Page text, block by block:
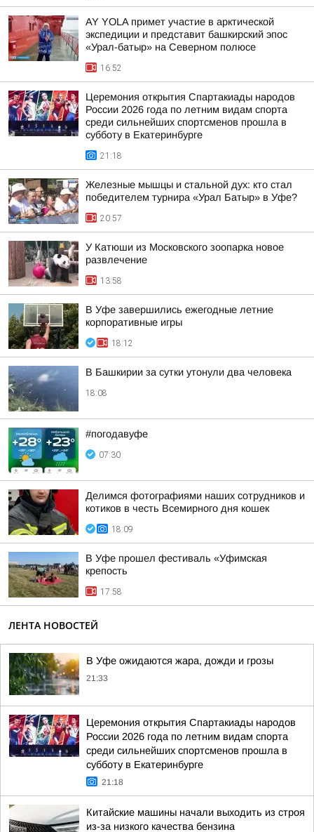
AY YOLA примет участие в арктической
экспедиции и представит башкирский эпос
«Урал-батыр» на Северном полюсе
16:52
Церемония открытия Спартакиады народов
России 2026 года по летним видам спорта
среди сильнейших спортсменов прошла в
субботу в Екатеринбурге
21:18
Железные мышцы и стальной дух: кто стал
победителем турнира «Урал Батыр» в Уфе?
20:57
У Катюши из Московского зоопарка новое
развлечение
13:58
В Уфе завершились ежегодные летние
корпоративные игры
18:12
В Башкирии за сутки утонули два человека
18:08
#погодавуфе
07:30
Делимся фотографиями наших сотрудников и
котиков в честь Всемирного дня кошек
18:09
В Уфе прошел фестиваль «Уфимская
крепость
17:58
ЛЕНТА НОВОСТЕЙ
В Уфе ожидаются жара, дожди и грозы
21:33
Церемония открытия Спартакиады народов
России 2026 года по летним видам спорта
среди сильнейших спортсменов прошла в
субботу в Екатеринбурге
21:18
Китайские машины начали выходить из строя
из-за низкого качества бензина